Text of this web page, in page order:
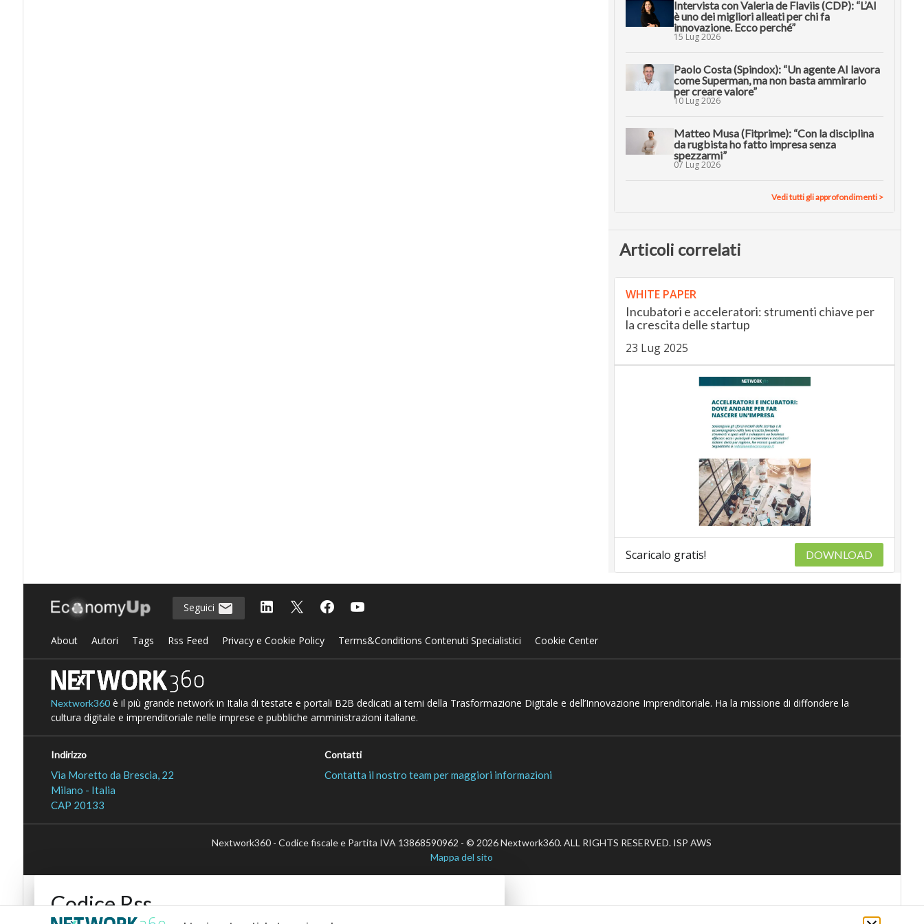
Intervista con Valeria de Flaviis (CDP): “L’AI
è uno dei migliori alleati per chi fa
innovazione. Ecco perché”
15 Lug 2026
Paolo Costa (Spindox): “Un agente AI lavora
come Superman, ma non basta ammirarlo
per creare valore”
10 Lug 2026
Matteo Musa (Fitprime): “Con la disciplina
da rugbista ho fatto impresa senza
spezzarmi”
07 Lug 2026
Vedi tutti gli approfondimenti >
Articoli correlati
WHITE PAPER
Incubatori e acceleratori: strumenti chiave per
la crescita delle startup
23 Lug 2025
Scaricalo gratis! DOWNLOAD
Seguici
About Autori Tags Rss Feed Privacy e Cookie Policy Terms&Conditions Contenuti Specialistici Cookie Center
Nextwork360è il più grande network in Italia di testate e portali B2B dedicati ai temi della Trasformazione Digitale e dell’Innovazione Imprenditoriale. Ha la missione di diffondere la
cultura digitale e imprenditoriale nelle imprese e pubbliche amministrazioni italiane.
Indirizzo
Via Moretto da Brescia, 22
Milano - Italia
CAP 20133
Contatti
Contatta il nostro team per maggiori informazioni
Nextwork360 - Codice fiscale e Partita IVA 13868590962 - © 2026 Nextwork360. ALL RIGHTS RESERVED. ISP AWS
Mappa del sito
Codice Rss